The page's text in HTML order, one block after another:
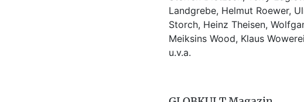
Landgrebe, Helmut Roewer,
Storch, Heinz Theisen,
Meiksins Wood, Klaus
u.v.a.